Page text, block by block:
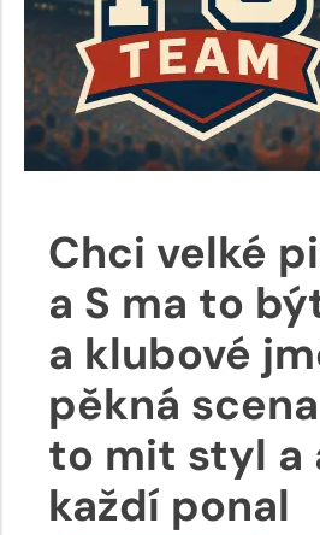
Chci velké
a S ma to
a klubové
pěkná
to mit styl a
každí ponal